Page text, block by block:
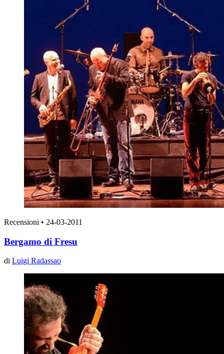
Recensioni • 24-03-2011
Bergamo di Fresu
di Luigi Radassao